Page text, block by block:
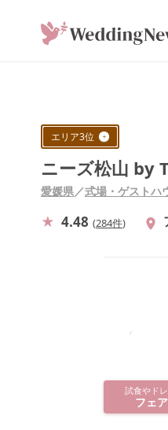
エリア3位
ニーズ松山 by
愛媛県／式場・ゲストハ
4.48 (284件)
試食やド
フェ